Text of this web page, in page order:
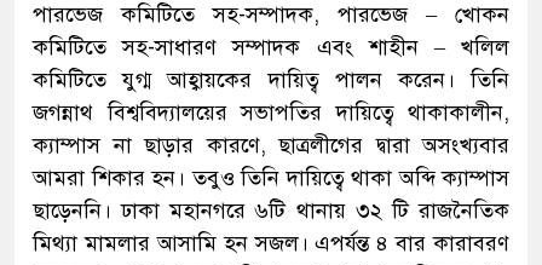
পারভেজ কমিটিতে সহ-সম্পাদক, পারভেজ – খোকন
কমিটিতে সহ-সাধারণ সম্পাদক এবং শাহীন – খলিল
কমিটিতে যুগ্ম আহ্বায়কের দায়িত্ব পালন করেন। তিনি
জগন্নাথ বিশ্ববিদ্যালয়ের সভাপতির দায়িত্বে থাকাকালীন,
ক্যাম্পাস না ছাড়ার কারণে, ছাত্রলীগের দ্বারা অসংখ্যবার
আমরা শিকার হন। তবুও তিনি দায়িত্বে থাকা অব্দি ক্যাম্পাস
ছাড়েননি। ঢাকা মহানগরে ৬টি থানায় ৩২ টি রাজনৈতিক
মিথ্যা মামলার আসামি হন সজল। এপর্যন্ত ৪ বার কারাবরণ